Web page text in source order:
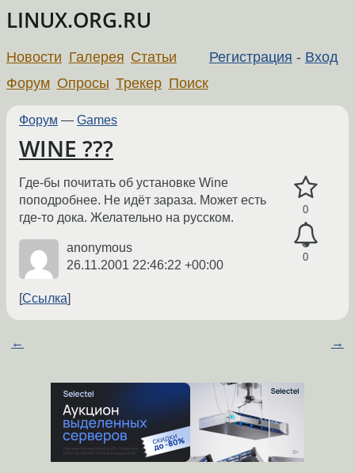
LINUX.ORG.RU
Регистрация - Вход
Новости Галерея Статьи
Форум Опросы Трекер Поиск
Форум — Games
WINE ???
0
0
Где-бы почитать об установке Wine
поподробнее. Не идёт зараза. Может есть
где-то дока. Желательно на русском.
anonymous
26.11.2001 22:46:22 +00:00
Ссылка
← →